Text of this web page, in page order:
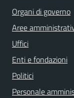
Organi di governo
Aree
Uffici
Enti e fondazioni
Politici
Personale